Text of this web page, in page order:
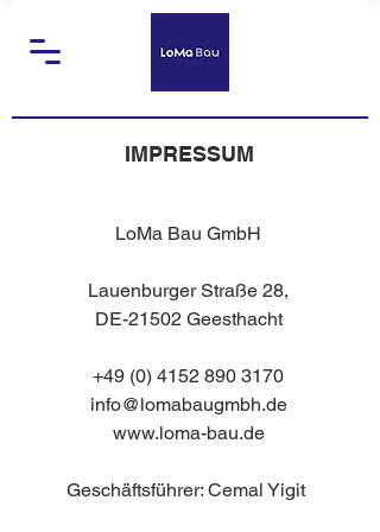
IMPRESSUM
LoMa Bau GmbH
Lauenburger Straße 28,
DE-21502 Geesthacht
+49 (0) 4152 890 3170
info@lomabaugmbh.de
www.loma-bau.de
Geschäftsführer: Cemal Yigit